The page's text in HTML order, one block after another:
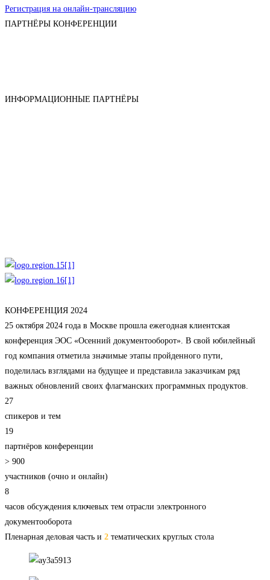
Регистрация на онлайн-трансляцию
ПАРТНЁРЫ КОНФЕРЕНЦИИ
ИНФОРМАЦИОННЫЕ ПАРТНЁРЫ
КОНФЕРЕНЦИЯ 2024
25 октября 2024 года в Москве прошла ежегодная клиентская
конференция ЭОС «Осенний документооборот». В свой юбилейный
год компания отметила значимые этапы пройденного пути,
поделилась взглядами на будущее и представила заказчикам ряд
важных обновлений своих флагманских программных продуктов.
27
спикеров и тем
19
партнёров конференции
> 900
участников (очно и онлайн)
8
часов обсуждения ключевых тем отрасли электронного
документооборота
Пленарная деловая часть и 2 тематических круглых стола